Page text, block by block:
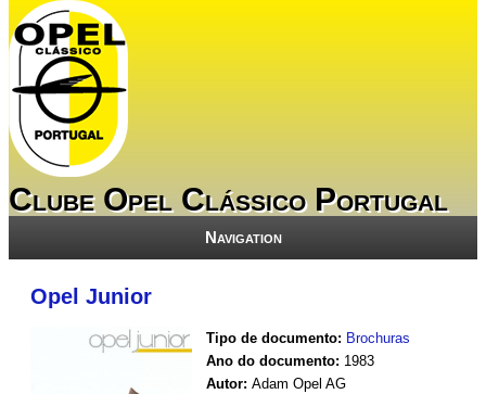
Clube Opel Clássico Portugal
Navigation
Opel Junior
Tipo de documento: Brochuras
Ano do documento: 1983
Autor: Adam Opel AG